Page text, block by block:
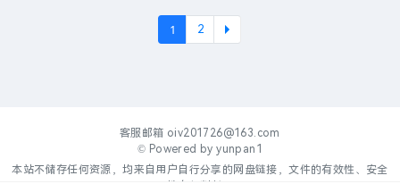
1 2
客服邮箱 oiv201726@163.com
© Powered byyunpan1
本站不储存任何资源，均来自用户自行分享的网盘链接，文件的有效性、安全